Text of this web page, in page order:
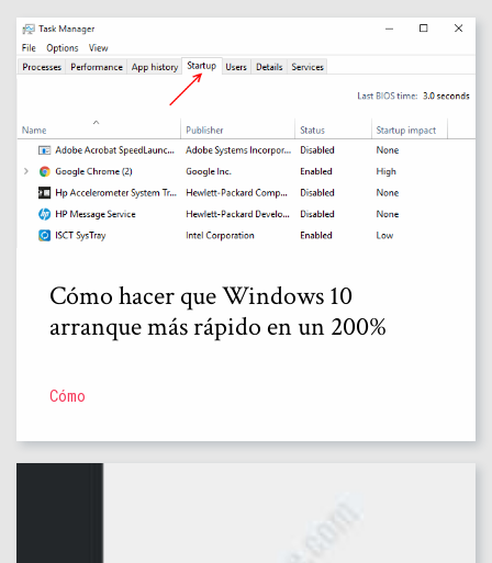
Cómo hacer que Windows 10
arranque más rápido en un 200%
Cómo